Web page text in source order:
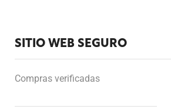
SITIO WEB SEGURO
Compras verificadas